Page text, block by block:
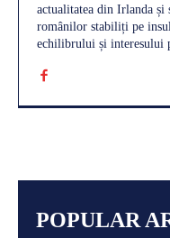
actualitatea din Irlanda și
românilor stabiliți pe
echilibrului și interesului
POPULAR